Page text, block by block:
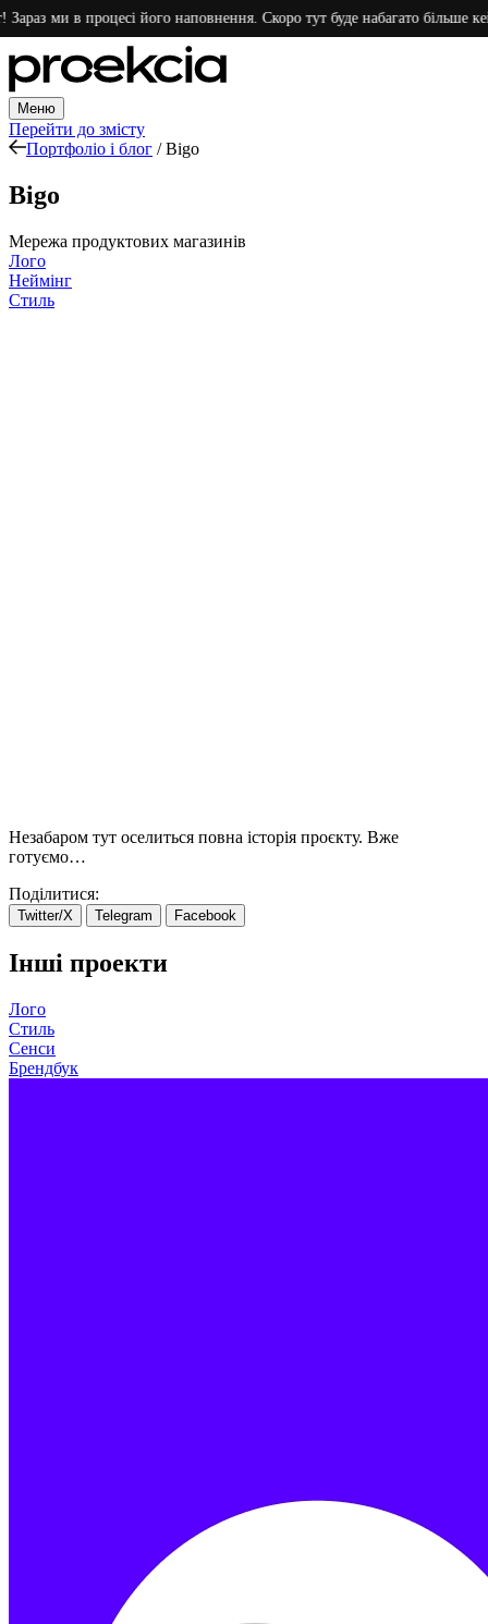
в процесі його наповнення. Скоро тут буде набагато більше кейсів.
Меню
Перейти до змісту
Портфоліо і блог / Bigo
Bigo
Мережа продуктових магазинів
Лого
Неймінг
Стиль
Незабаром тут оселиться повна історія проєкту. Вже
готуємо…
Поділитися:
Twitter/X Telegram Facebook
Інші проекти
Лого
Стиль
Сенси
Брендбук